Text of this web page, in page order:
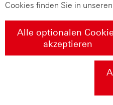
Cookies finden Sie in unseren
Alle optionalen
akzeptieren